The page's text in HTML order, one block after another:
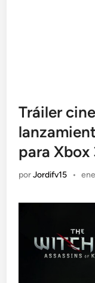
Tráiler
para Xbox
porJordifv15 •